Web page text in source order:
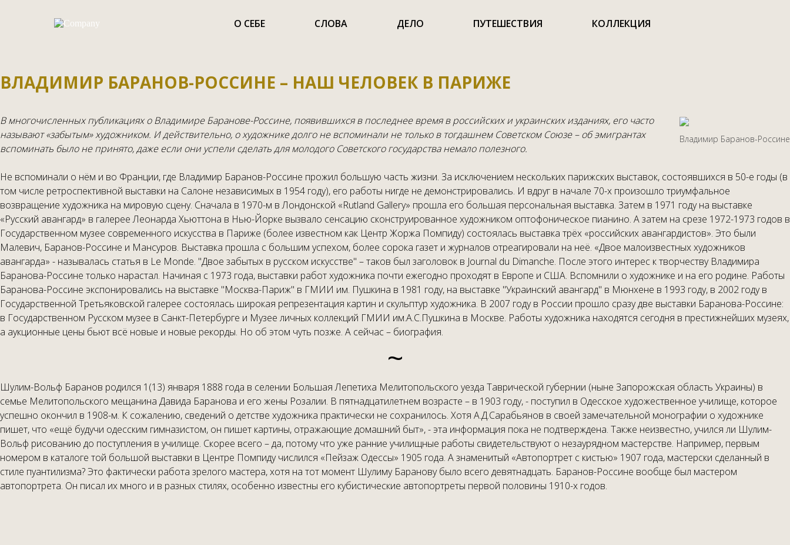
О СЕБЕ СЛОВА ДЕЛО ПУТЕШЕСТВИЯ КОЛЛЕКЦИЯ
ВЛАДИМИР БАРАНОВ-РОССИНЕ – НАШ ЧЕЛОВЕК В ПАРИЖЕ
Владимир Баранов-Россине
В многочисленных публикациях о Владимире Баранове-Россине, появившихся в последнее время в российских и украинских изданиях, его часто
называют «забытым» художником. И действительно, о художнике долго не вспоминали не только в тогдашнем Советском Союзе – об эмигрантах
вспоминать было не принято, даже если они успели сделать для молодого Советского государства немало полезного.
Не вспоминали о нём и во Франции, где Владимир Баранов-Россине прожил большую часть жизни. За исключением нескольких парижских выставок, состоявшихся в 50-е годы (в
том числе ретроспективной выставки на Салоне независимых в 1954 году), его работы нигде не демонстрировались. И вдруг в начале 70-х произошло триумфальное
возвращение художника на мировую сцену. Сначала в 1970-м в Лондонской «Rutland Gallery» прошла его большая персональная выставка. Затем в 1971 году на выставке
«Русский авангард» в галерее Леонарда Хьюттона в Нью-Йорке вызвало сенсацию сконструированное художником оптофоническое пианино. А затем на срезе 1972-1973 годов в
Государственном музее современного искусства в Париже (более известном как Центр Жоржа Помпиду) состоялась выставка трёх «российских авангардистов». Это были
Малевич, Баранов-Россине и Мансуров. Выставка прошла с большим успехом, более сорока газет и журналов отреагировали на неё. «Двое малоизвестных художников
авангарда» - называлась статья в Le Monde. "Двое забытых в русском искусстве" – таков был заголовок в Journal du Dimanche. После этого интерес к творчеству Владимира
Баранова-Россине только нарастал. Начиная с 1973 года, выставки работ художника почти ежегодно проходят в Европе и США. Вспомнили о художнике и на его родине. Работы
Баранова-Россине экспонировались на выставке "Москва-Париж" в ГМИИ им. Пушкина в 1981 году, на выставке "Украинский авангард" в Мюнхене в 1993 году, в 2002 году в
Государственной Третьяковской галерее состоялась широкая репрезентация картин и скульптур художника. В 2007 году в России прошло сразу две выставки Баранова-Россине:
в Государственном Русском музее в Санкт-Петербурге и Музее личных коллекций ГМИИ им.А.С.Пушкина в Москве. Работы художника находятся сегодня в престижнейших музеях,
а аукционные цены бьют всё новые и новые рекорды. Но об этом чуть позже. А сейчас – биография.
~
Шулим-Вольф Баранов родился 1(13) января 1888 года в селении Большая Лепетиха Мелитопольского уезда Таврической губернии (ныне Запорожская область Украины) в
семье Мелитопольского мещанина Давида Баранова и его жены Розалии. В пятнадцатилетнем возрасте – в 1903 году, - поступил в Одесское художественное училище, которое
успешно окончил в 1908-м. К сожалению, сведений о детстве художника практически не сохранилось. Хотя А.Д.Сарабьянов в своей замечательной монографии о художнике
пишет, что «ещё будучи одесским гимназистом, он пишет картины, отражающие домашний быт», - эта информация пока не подтверждена. Также неизвестно, учился ли Шулим-
Вольф рисованию до поступления в училище. Скорее всего – да, потому что уже ранние училищные работы свидетельствуют о незаурядном мастерстве. Например, первым
номером в каталоге той большой выставки в Центре Помпиду числился «Пейзаж Одессы» 1905 года. А знаменитый «Автопортрет с кистью» 1907 года, мастерски сделанный в
стиле пуантилизма? Это фактически работа зрелого мастера, хотя на тот момент Шулиму Баранову было всего девятнадцать. Баранов-Россине вообще был мастером
автопортрета. Он писал их много и в разных стилях, особенно известны его кубистические автопортреты первой половины 1910-х годов.